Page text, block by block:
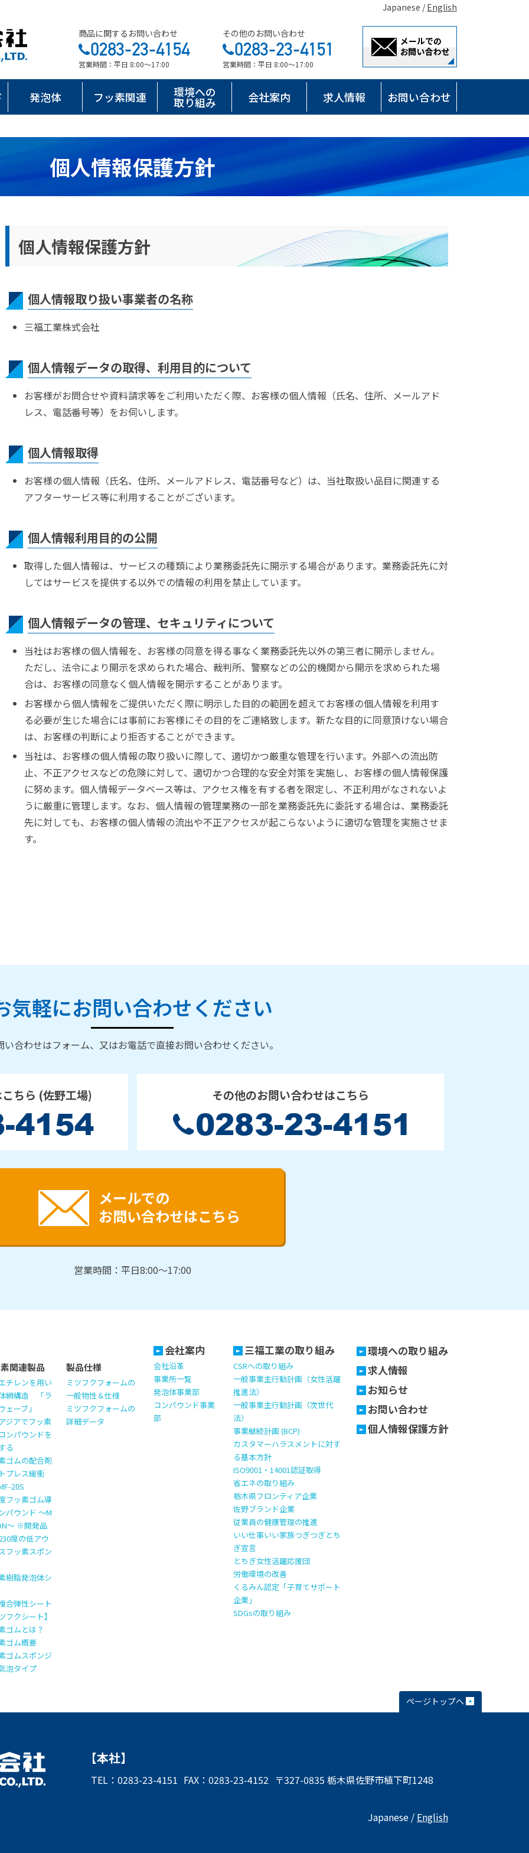
Japanese /English
商品に関するお問い合わせ
営業時間：平日 8:00～17:00
その他のお問い合わせ
営業時間：平日 8:00～17:00
発泡体 フッ素関連 環境への
取り組み 会社案内 求人情報 お問い合わせ
個人情報保護方針
個人情報保護方針
個人情報取り扱い事業者の名称
三福工業株式会社
個人情報データの取得、利用目的について
お客様がお問合せや資料請求等をご利用いただく際、お客様の個人情報（氏名、住所、メールアド
レス、電話番号等）をお伺いします。
個人情報取得
お客様の個人情報（氏名、住所、メールアドレス、電話番号など）は、当社取扱い品目に関連する
アフターサービス等に利用することがございます。
個人情報利用目的の公開
取得した個人情報は、サービスの種類により業務委託先に開示する場合があります。業務委託先に対
してはサービスを提供する以外での情報の利用を禁止しています。
個人情報データの管理、セキュリティについて
当社はお客様の個人情報を、お客様の同意を得る事なく業務委託先以外の第三者に開示しません。
ただし、法令により開示を求められた場合、裁判所、警察などの公的機関から開示を求められた場
合は、お客様の同意なく個人情報を開示することがあります。
お客様から個人情報をご提供いただく際に明示した目的の範囲を超えてお客様の個人情報を利用す
る必要が生じた場合には事前にお客様にその目的をご連絡致します。新たな目的に同意頂けない場合
は、お客様の判断により拒否することができます。
当社は、お客様の個人情報の取り扱いに際して、適切かつ厳重な管理を行います。外部への流出防
止、不正アクセスなどの危険に対して、適切かつ合理的な安全対策を実施し、お客様の個人情報保護
に努めます。個人情報データベース等は、アクセス権を有する者を限定し、不正利用がなされないよ
うに厳重に管理します。なお、個人情報の管理業務の一部を業務委託先に委託する場合は、業務委託
先に対しても、お客様の個人情報の流出や不正アクセスが起こらないように適切な管理を実施させま
す。
連製品
覧
ンド事業部
の取り組み
気軽にお問い合わせください
い合わせはフォーム、又はお電話で直接お問い合わせください。
ちら (佐野工場) その他のお問い合わせはこちら
メールでの
お問い合わせはこちら
営業時間：平日8:00～17:00
関連製品
チレンを用い
網構造 「ラ
ェーブ」
ジアでフッ素
ンパウンドを
る
ゴムの配合剤
プレス緩衝
20S
フッ素ゴム導
パウンド ～M
～ ※開発品
度の低アウ
フッ素スポン
樹脂発泡体シ
合弾性シート
フクシート】
ゴムとは？
ゴム概要
ゴムスポンジ
泡タイプ
製品仕様
ミツフクフォームの
一般物性＆仕様
ミツフクフォームの
詳細データ
会社案内
会社沿革
事業所一覧
発泡体事業部
コンパウンド事業
部
三福工業の取り組み
CSRへの取り組み
一般事業主行動計画（女性活躍
推進法）
一般事業主行動計画（次世代
法）
事業継続計画 (BCP)
カスタマーハラスメントに対す
る基本方針
ISO9001・14001認証取得
省エネの取り組み
栃木県フロンティア企業
佐野ブランド企業
従業員の健康管理の推進
いい仕事いい家族つぎつぎとち
ぎ宣言
とちぎ女性活躍応援団
労働環境の改善
くるみん認定「子育てサポート
企業」
SDGsの取り組み
環境への取り組み
求人情報
お知らせ
お問い合わせ
個人情報保護方針
ページトップへ
【本社】
TEL： 0283-23-4151 FAX：0283-23-4152 〒327-0835 栃木県佐野市植下町1248
Japanese / English